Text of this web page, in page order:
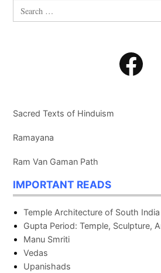
Search
for:
Sacred Texts of Hinduism
Ramayana
Ram Van Gaman Path
IMPORTANT READS
Temple Architecture of South India
Gupta Period: Temple, Sculpture,
Manu Smriti
Vedas
Upanishads